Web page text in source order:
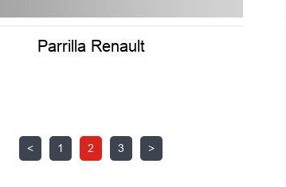
Parrilla Renault
< 1 2 3 >